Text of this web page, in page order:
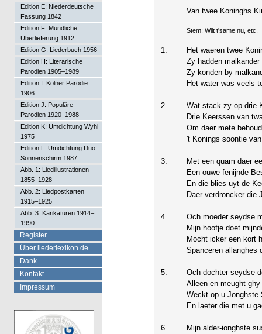
Van twee Koninghs
Stem: Wilt t'same nu, etc.
1.
Het waeren twee
Zy hadden
Zy konden by
Het water was veels
2.
Wat stack zy op drie
Drie Keerssen van
Om daer mete
't Konings soontie
3.
Met een quam daer
Een ouwe fenijnde
En die blies uyt de
Daer verdroncker die
4.
Och moeder seydse
Mijn hoofje doet
Mocht icker een kort
Spanceren allanghes
5.
Och dochter seydse
Alleen en meught
Weckt op u Jonghste
En laeter die met u
6.
Mijn alder-ionghste
Edition E: Niederdeutsche
Fassung 1842
Edition F: Mündliche
Überlieferung 1912
Edition G: Liederbuch 1956
Edition H: Literarische
Parodien 1905–1989
Edition I: Kölner Parodie
1906
Edition J: Populäre
Parodien 1920–1988
Edition K: Umdichtung Wyhl
1975
Edition L: Umdichtung Duo
Sonnenschirm 1987
Abb. 1: Liedillustrationen
1855–1928
Abb. 2: Liedpostkarten
1915–1925
Abb. 3: Karikaturen 1914–
1990
Register
Über liederlexikon.de
Dank
Kontakt
Impressum